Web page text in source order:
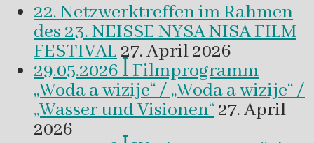
22. Netzwerktreffen im Rahmen
des 23. NEISSE NYSA NISA FILM
FESTIVAL27. April 2026
29.05.2026 ꟾ Filmprogramm
„Woda a wizije“ / „Woda a wizije“ /
„Wasser und Visionen“27. April
2026